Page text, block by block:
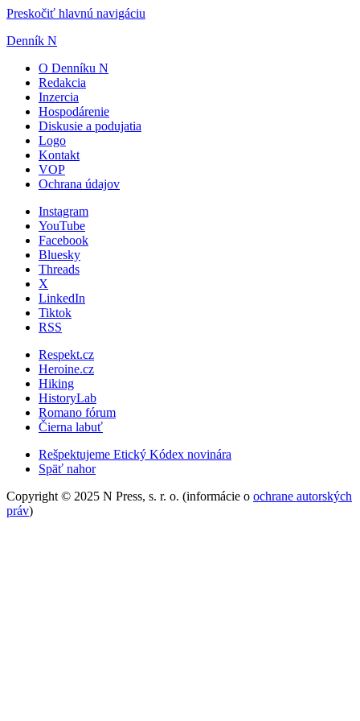
Preskočiť hlavnú navigáciu
Denník N
O Denníku N
Redakcia
Inzercia
Hospodárenie
Diskusie a podujatia
Logo
Kontakt
VOP
Ochrana údajov
Instagram
YouTube
Facebook
Bluesky
Threads
X
LinkedIn
Tiktok
RSS
Respekt.cz
Heroine.cz
Hiking
HistoryLab
Romano fórum
Čierna labuť
Rešpektujeme Etický Kódex novinára
Späť nahor
Copyright © 2025 N Press, s. r. o. (informácie o ochrane autorských
práv)